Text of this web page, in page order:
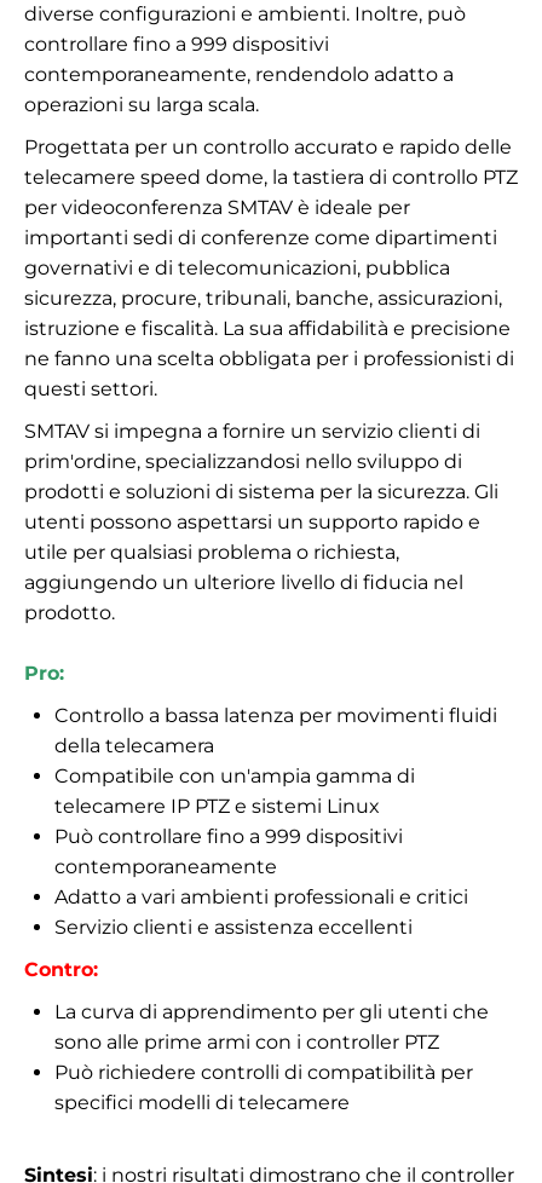
diverse configurazioni e ambienti. Inoltre, può
controllare fino a 999 dispositivi
contemporaneamente, rendendolo adatto a
operazioni su larga scala.
Progettata per un controllo accurato e rapido delle
telecamere speed dome, la tastiera di controllo PTZ
per videoconferenza SMTAV è ideale per
importanti sedi di conferenze come dipartimenti
governativi e di telecomunicazioni, pubblica
sicurezza, procure, tribunali, banche, assicurazioni,
istruzione e fiscalità. La sua affidabilità e precisione
ne fanno una scelta obbligata per i professionisti di
questi settori.
SMTAV si impegna a fornire un servizio clienti di
prim'ordine, specializzandosi nello sviluppo di
prodotti e soluzioni di sistema per la sicurezza. Gli
utenti possono aspettarsi un supporto rapido e
utile per qualsiasi problema o richiesta,
aggiungendo un ulteriore livello di fiducia nel
prodotto.
Pro:
Controllo a bassa latenza per movimenti fluidi
della telecamera
Compatibile con un'ampia gamma di
telecamere IP PTZ e sistemi Linux
Può controllare fino a 999 dispositivi
contemporaneamente
Adatto a vari ambienti professionali e critici
Servizio clienti e assistenza eccellenti
Contro:
La curva di apprendimento per gli utenti che
sono alle prime armi con i controller PTZ
Può richiedere controlli di compatibilità per
specifici modelli di telecamere
Sintesi: i nostri risultati dimostrano che il controller